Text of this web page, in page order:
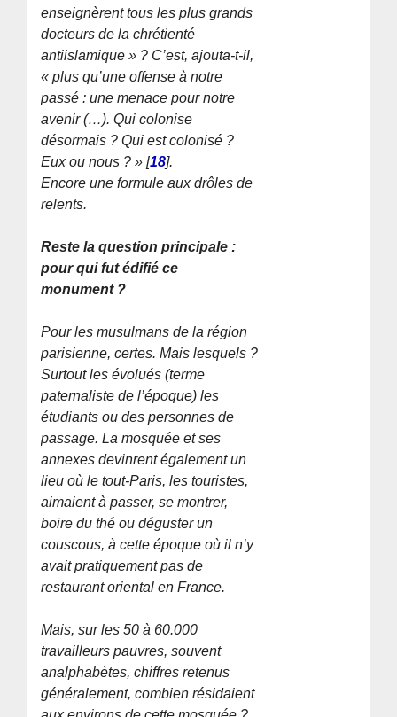
enseignèrent tous les plus grands
docteurs de la chrétienté
antiislamique » ? C’est, ajouta-t-il,
« plus qu’une offense à notre
passé : une menace pour notre
avenir (…). Qui colonise
désormais ? Qui est colonisé ?
Eux ou nous ? » [18].
Encore une formule aux drôles de
relents.
Reste la question principale :
pour qui fut édifié ce
monument ?
Pour les musulmans de la région
parisienne, certes. Mais lesquels ?
Surtout les évolués (terme
paternaliste de l’époque) les
étudiants ou des personnes de
passage. La mosquée et ses
annexes devinrent également un
lieu où le tout-Paris, les touristes,
aimaient à passer, se montrer,
boire du thé ou déguster un
couscous, à cette époque où il n’y
avait pratiquement pas de
restaurant oriental en France.
Mais, sur les 50 à 60.000
travailleurs pauvres, souvent
analphabètes, chiffres retenus
généralement, combien résidaient